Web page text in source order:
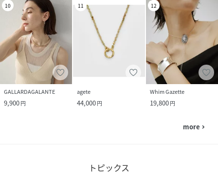
10
GALLARDAGALANTE
9,900円
11
agete
44,000円
12
Whim Gazette
19,800円
more navigate_next
トピックス